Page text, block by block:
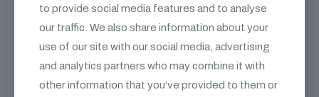
Súly: mindössze 14,1 kg
Kompakt méret, mégis nagy fényerő és professzionális
funkciók
Tökéletes választás mobil rendezvényekhez, fix
installációkhoz, színházakba, klubokba és koncerttermekbe
to provide social media features and to analyse
our traffic. We also share information about your
use of our site with our social media, advertising
and analytics partners who may combine it with
other information that you’ve provided to them or